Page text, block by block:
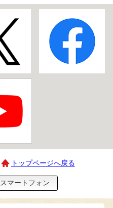
トップページへ戻る
スマートフォン